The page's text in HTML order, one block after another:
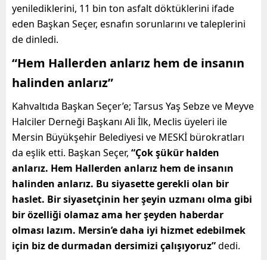
yenilediklerini, 11 bin ton asfalt döktüklerini ifade
eden Başkan Seçer, esnafın sorunlarını ve taleplerini
de dinledi.
“Hem Hallerden anlarız hem de insanın
halinden anlarız”
Kahvaltıda Başkan Seçer’e; Tarsus Yaş Sebze ve Meyve
Halciler Derneği Başkanı Ali İlk, Meclis üyeleri ile
Mersin Büyükşehir Belediyesi ve MESKİ bürokratları
da eşlik etti. Başkan Seçer, “Çok şükür halden
anlarız. Hem Hallerden anlarız hem de insanın
halinden anlarız. Bu siyasette gerekli olan bir
haslet. Bir siyasetçinin her şeyin uzmanı olma gibi
bir özelliği olamaz ama her şeyden haberdar
olması lazım. Mersin’e daha iyi hizmet edebilmek
için biz de durmadan dersimizi çalışıyoruz”dedi.